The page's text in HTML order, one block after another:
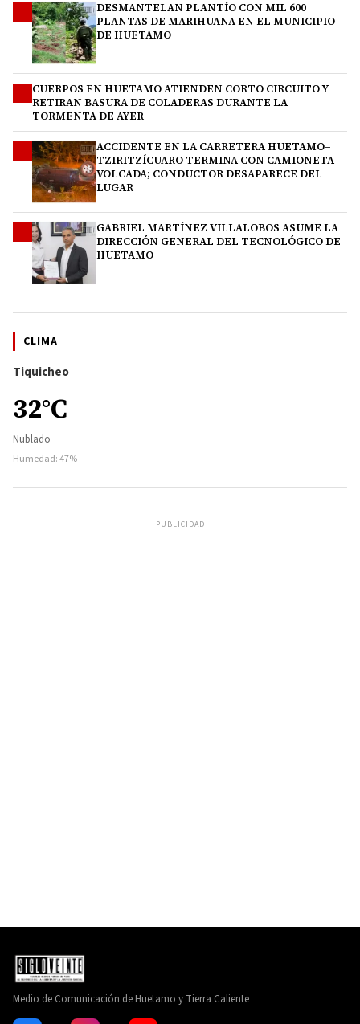
DESMANTELAN PLANTÍO CON MIL 600
PLANTAS DE MARIHUANA EN EL MUNICIPIO
DE HUETAMO
CUERPOS EN HUETAMO ATIENDEN CORTO CIRCUITO Y
RETIRAN BASURA DE COLADERAS DURANTE LA
TORMENTA DE AYER
ACCIDENTE EN LA CARRETERA HUETAMO–
TZIRITZÍCUARO TERMINA CON CAMIONETA
VOLCADA; CONDUCTOR DESAPARECE DEL
LUGAR
GABRIEL MARTÍNEZ VILLALOBOS ASUME LA
DIRECCIÓN GENERAL DEL TECNOLÓGICO DE
HUETAMO
CLIMA
Tiquicheo
32°C
Nublado
Humedad: 47%
PUBLICIDAD
Medio de Comunicación de Huetamo y Tierra Caliente